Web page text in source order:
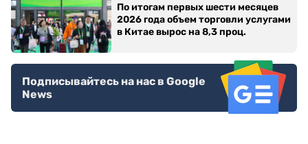
По итогам первых шести месяцев
2026 года объем торговли услугами
в Китае вырос на 8,3 проц.
Подписывайтесь на нас в Google
News